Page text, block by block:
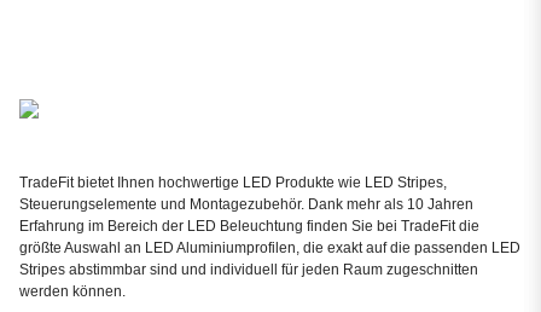
TradeFit bietet Ihnen hochwertige LED Produkte wie LED Stripes,
Steuerungselemente und Montagezubehör. Dank mehr als 10 Jahren
Erfahrung im Bereich der LED Beleuchtung finden Sie bei TradeFit die
größte Auswahl an LED Aluminiumprofilen, die exakt auf die passenden LED
Stripes abstimmbar sind und individuell für jeden Raum zugeschnitten
werden können.